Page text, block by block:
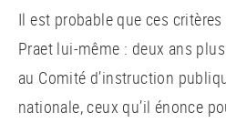
Il est probable que ces
Praet lui-même : deux ans
au Comité d’instruction
nationale, ceux qu’il énonce